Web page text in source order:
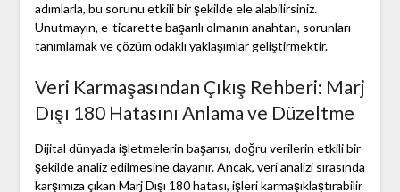
adımlarla, bu sorunu etkili bir şekilde ele alabilirsiniz.
Unutmayın, e-ticarette başarılı olmanın anahtarı, sorunları
tanımlamak ve çözüm odaklı yaklaşımlar geliştirmektir.
Veri Karmaşasından Çıkış Rehberi: Marj
Dışı 180 Hatasını Anlama ve Düzeltme
Dijital dünyada işletmelerin başarısı, doğru verilerin etkili bir
şekilde analiz edilmesine dayanır. Ancak, veri analizi sırasında
karşımıza çıkan Marj Dışı 180 hatası, işleri karmaşıklaştırabilir